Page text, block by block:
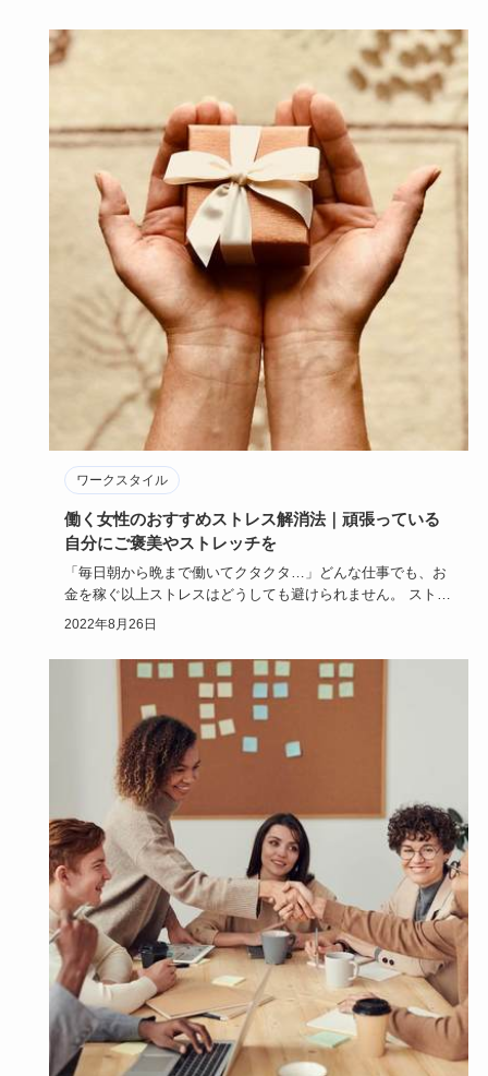
ワークスタイル
働く女性のおすすめストレス解消法｜頑張っている
自分にご褒美やストレッチを
「毎日朝から晩まで働いてクタクタ…」どんな仕事でも、お
金を稼ぐ以上ストレスはどうしても避けられません。 ストレ
スを溜め込み…
2022年8月26日